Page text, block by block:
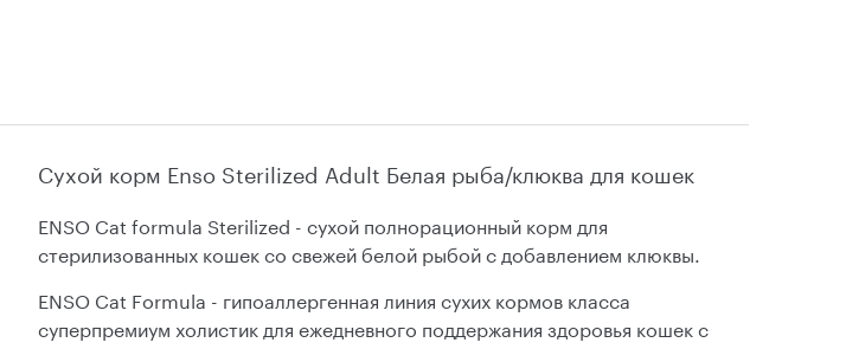
Сухой корм Enso Sterilized Adult Белая рыба/клюква для кошек
ENSO Cat formula Sterilized - сухой полнорационный корм для
стерилизованных кошек со свежей белой рыбой с добавлением клюквы.
ENSO Cat Formula - гипоаллергенная линия сухих кормов класса
суперпремиум холистик для ежедневного поддержания здоровья кошек с